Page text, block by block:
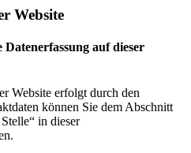
Website
auf dieser
Website erfolgt durch den
können Sie dem Abschnitt
in dieser